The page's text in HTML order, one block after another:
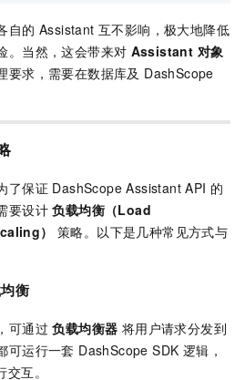
自的 Assistant 互不影响，极大地降低
。当然，这会带来对 Assistant 对象
要求，需要在数据库及 DashScope
了保证 DashScope Assistant API 的
要设计负载均衡（Load
）
策略。以下是几种常见方式与
衡
可通过负载均衡器 将用户请求分发到
可运行一套 DashScope SDK 逻辑，
互。